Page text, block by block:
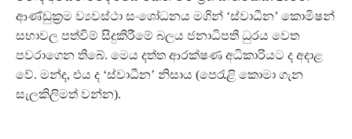
ආණ්ඩුක්‍රම ව්‍යවස්ථා සංශෝධනය මගින් ‘ස්වාධීන’ කොමිෂන්
සභාවල පත්වීම් සිදුකිරීමේ බලය ජනාධිපති ධුරය වෙත
පවරාගෙන තිබේ. මෙය දත්ත ආරක්ෂණ අධිකාරියට ද අදාළ
වේ. මන්ද, එය ද ‘ස්වාධීන’ නිසාය (පෙරැළි කොමා ගැන
සැලකිලිමත් වන්න).